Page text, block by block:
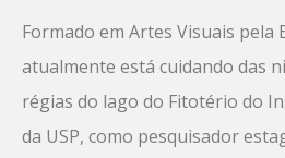
Formado em Artes Visuais pela
atualmente está cuidando das
régias do lago do Fitotério do
da USP, como pesquisador